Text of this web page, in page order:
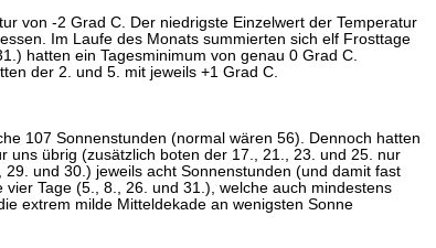
von -2 Grad C. Der niedrigste Einzelwert der Temperatur
Im Laufe des Monats summierten sich elf Frosttage
hatten ein Tagesminimum von genau 0 Grad C.
der 2. und 5. mit jeweils +1 Grad C.
107 Sonnenstunden (normal wären 56). Dennoch hatten
uns übrig (zusätzlich boten der 17., 21., 23. und 25. nur
und 30.) jeweils acht Sonnenstunden (und damit fast
Tage (5., 8., 26. und 31.), welche auch mindestens
extrem milde Mitteldekade an wenigsten Sonne